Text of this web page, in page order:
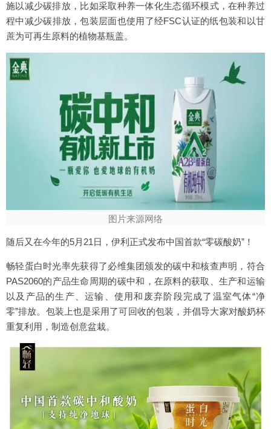
施以减少碳排放，比如采取种养一体化生态循环模式，在种养过
程中减少碳排放，包装层面也使用了经FSC认证的纸包装和以甘
蔗为可再生原料的植物基瓶盖。
图片来源网络
随后又在今年的5月21日，伊利正式发布中国首款“零碳酸奶”！
畅轻蛋白时光率先获得了必维集团颁发的碳中和核查声明，符合
PAS2060的产品生命周期的碳中和，在原料的获取、生产和运输
以及产品的生产、运输、使用和废弃阶段完成了温室气体“净
零”排放。包装上也是采用了可回收的包装，并倡导大家对酸奶杯
重复利用，制造创意盆栽。